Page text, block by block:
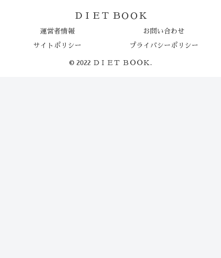
ＤＩＥＴ ＢＯＯＫ
運営者情報 お問い合わせ
サイトポリシー プライバシーポリシー
© 2022 ＤＩＥＴ ＢＯＯＫ.